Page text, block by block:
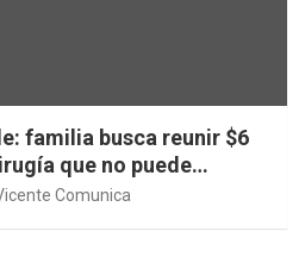
familia busca reunir $6
que no puede
Comunica